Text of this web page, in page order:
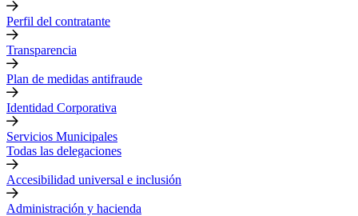
Perfil del contratante
Transparencia
Plan de medidas antifraude
Identidad Corporativa
Servicios Municipales
Todas las delegaciones
Accesibilidad universal e inclusión
Administración y hacienda